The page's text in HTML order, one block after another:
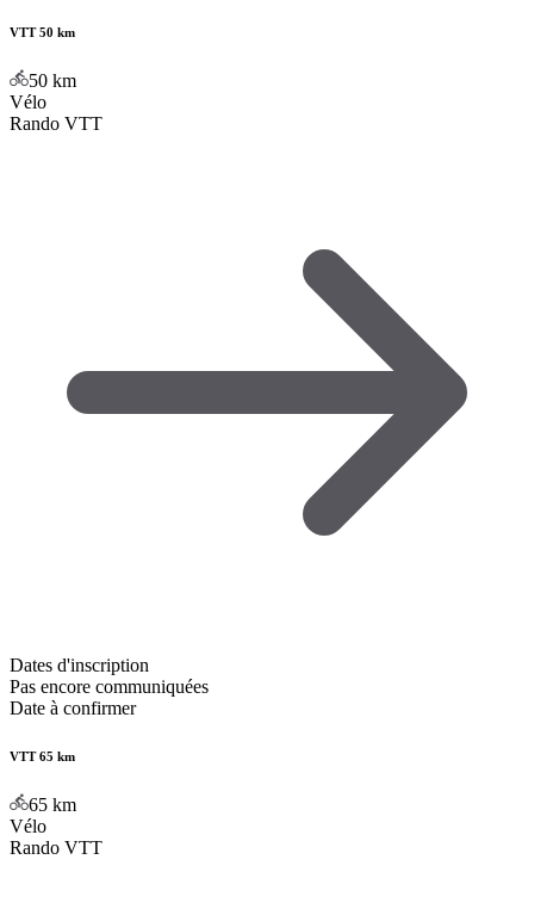
VTT 50 km
50 km
Vélo
Rando VTT
Dates d'inscription
Pas encore communiquées
Date à confirmer
VTT 65 km
65 km
Vélo
Rando VTT